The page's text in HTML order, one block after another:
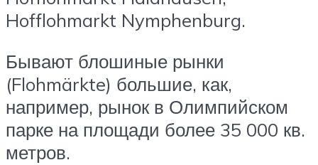
Hofflohmarkt Nymphenburg.
Бывают блошиные рынки
(Flohmärkte) большие, как,
например, рынок в Олимпийском
парке на площади более 35 000 кв.
метров.